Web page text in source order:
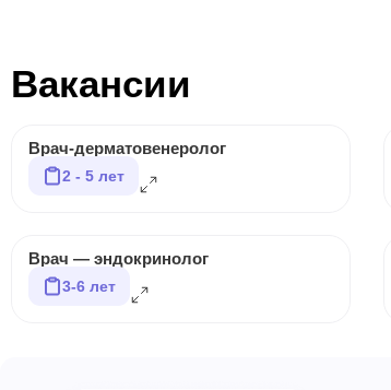
Вакансии
Врач-дерматовенеролог
2 - 5 лет
Врач — эндокринолог
3-6 лет